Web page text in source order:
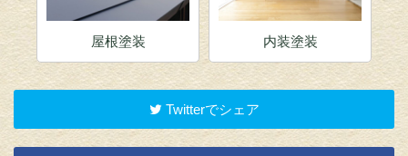
屋根塗装 内装塗装
Twitterでシェア